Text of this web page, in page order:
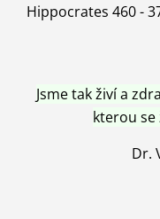
Hippocrates 460 -
Jsme tak živí a
kterou se
Dr.